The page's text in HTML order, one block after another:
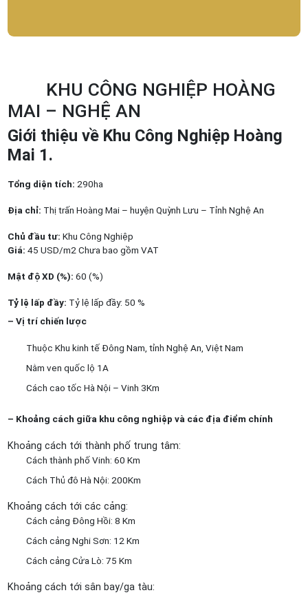
KHU CÔNG NGHIỆP HOÀNG
MAI – NGHỆ AN
Giới thiệu về Khu Công Nghiệp Hoàng
Mai 1.
Tổng diện tích: 290ha
Địa chỉ: Thị trấn Hoàng Mai – huyện Quỳnh Lưu – Tỉnh Nghệ An
Chủ đầu tư: Khu Công Nghiệp
Giá: 45 USD/m2 Chưa bao gồm VAT
Mật độ XD (%): 60 (%)
Tỷ lệ lấp đầy: Tỷ lệ lấp đầy: 50 %
– Vị trí chiến lược
Thuộc Khu kinh tế Đông Nam, tỉnh Nghệ An, Việt Nam
Nằm ven quốc lộ 1A
Cách cao tốc Hà Nội – Vinh 3Km
– Khoảng cách giữa khu công nghiệp và các địa điểm chính
Khoảng cách tới thành phố trung tâm:
Cách thành phố Vinh: 60 Km
Cách Thủ đô Hà Nội: 200Km
Khoảng cách tới các cảng:
Cách cảng Đông Hồi: 8 Km
Cách cảng Nghi Sơn: 12 Km
Cách cảng Cửa Lò: 75 Km
Khoảng cách tới sân bay/ga tàu: